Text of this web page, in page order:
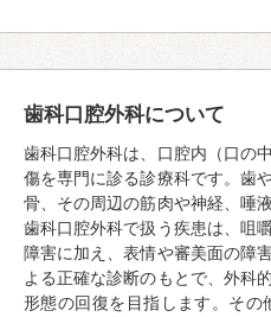
歯科口腔外科について
歯科口腔外科は、口腔内（口の
傷を専門に診る診療科です。歯
骨、その周辺の筋肉や神経、唾
歯科口腔外科で扱う疾患は、咀
障害に加え、表情や審美面の障
よる正確な診断のもとで、外科
形態の回復を目指します。そ